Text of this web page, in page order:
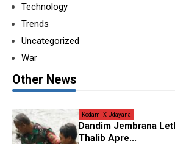
Technology
Trends
Uncategorized
War
Other News
Kodam IX Udayana
Dandim Jembrana
Thalib Apre...